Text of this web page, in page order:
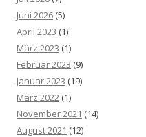
Juni 2026 (5)
April 2023 (1)
März 2023 (1)
Februar 2023 (9)
Januar 2023 (19)
März 2022 (1)
November 2021 (14)
August 2021 (12)